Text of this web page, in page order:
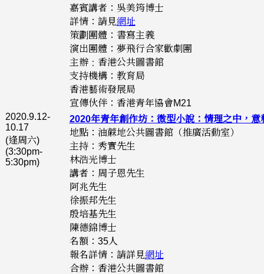
嘉賓講者：吳美筠博士
詳情：請見網址
策劃團體：書寫主義
演出團體：夢飛行合家歡劇團
主辦﹕香港公共圖書館
支持機構：教育局
香港藝術發展局
宣傳伙伴：香港青年協會M21
2020.9.12-
10.17
(逢周六)
(3:30pm-
5:30pm)
2020年青年創作坊：微型小說：情理之中，意
地點：油蔴地公共圖書館（推廣活動室）
主持：秀實先生
林浩光博士
講者：周子恩先生
阿兆先生
徐振邦先生
殷培基先生
陳德錦博士
名額：35人
報名詳情：請詳見網址
合辦：香港公共圖書館